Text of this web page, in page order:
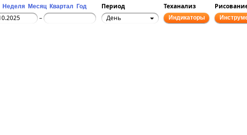
Неделя Месяц Квартал Год Период Теханализ
– День Индикаторы